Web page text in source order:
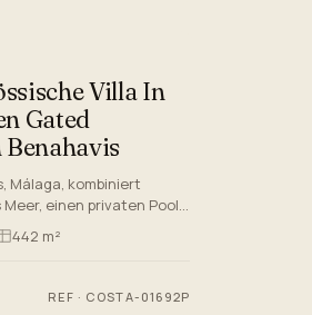
Villa In
Gated
Málaga, kombiniert
einen privaten Pool
von 1.074 m2
442 m²
REF · COSTA-01692P